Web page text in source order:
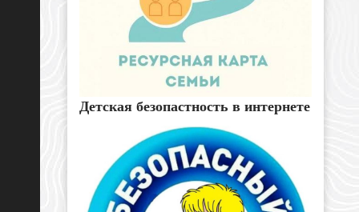
Детская безопастность в интернете